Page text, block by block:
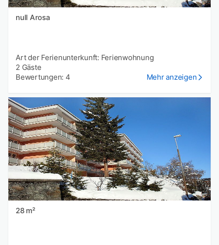
null Arosa
Art der Ferienunterkunft: Ferienwohnung
2 Gäste
Bewertungen: 4
Mehr anzeigen
28 m²